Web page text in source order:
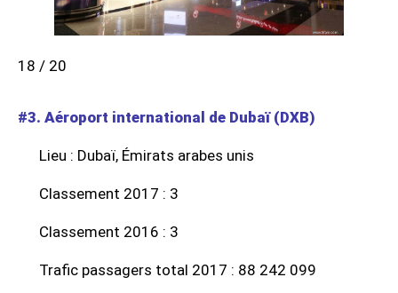
18 / 20
#3. Aéroport international de Dubaï (DXB)
Lieu : Dubaï, Émirats arabes unis
Classement 2017 : 3
Classement 2016 : 3
Trafic passagers total 2017 : 88 242 099